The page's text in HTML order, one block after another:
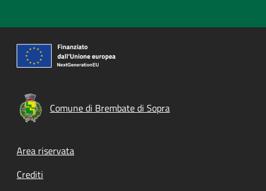
Comune di Brembate di Sopra
Footer menu
Area riservata
Crediti